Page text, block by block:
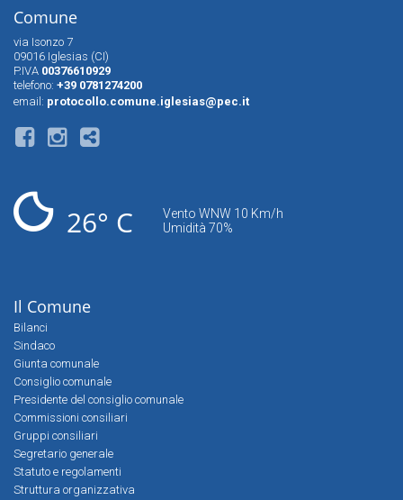
Comune
via Isonzo 7
09016 Iglesias (CI)
P.IVA 00376610929
telefono: +39 0781274200
email: protocollo.comune.iglesias@pec.it
26° C
Vento WNW 10 Km/h
Umidità 70%
Il Comune
Bilanci
Sindaco
Giunta comunale
Consiglio comunale
Presidente del consiglio comunale
Commissioni consiliari
Gruppi consiliari
Segretario generale
Statuto e regolamenti
Struttura organizzativa